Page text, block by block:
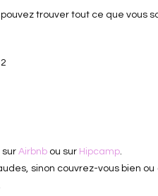
trouver tout ce que vous
sur Airbnb ou sur Hipcamp
sinon couvrez-vous bien